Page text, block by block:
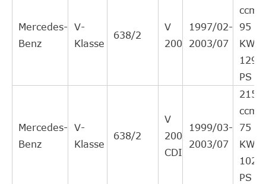
MERCEDES-
BENZ
A0002541808
Intercâmbio
cruzado
1
MERCEDES-
MERCEDES-
BENZ
A0002541308
Intercâmbio
cruzado
indireto
1
Mercedes-
Benz
V-
Klasse
638/2
V
200
1997/02-
2003/07
ccm,
95
KW,
129
PS
Mercedes-
Benz
V-
Klasse
638/2
V
200
CDI
1999/03-
2003/07
2151
ccm,
75
KW,
102
PS